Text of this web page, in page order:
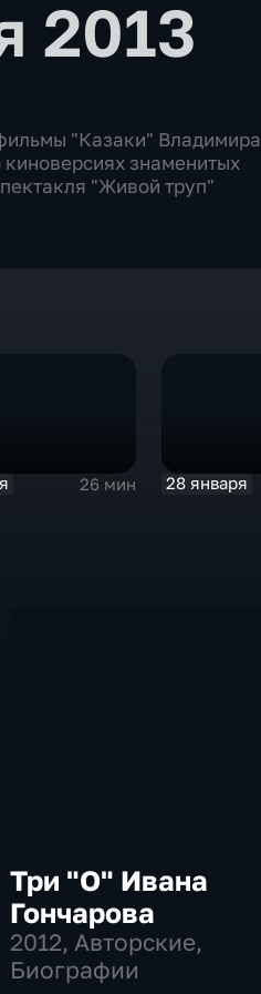
2013
"Казаки" Владимира
знаменитых
"Живой труп"
26 мин 28 января
Три "О" Ивана
Гончарова
2012, Авторские,
Биографии